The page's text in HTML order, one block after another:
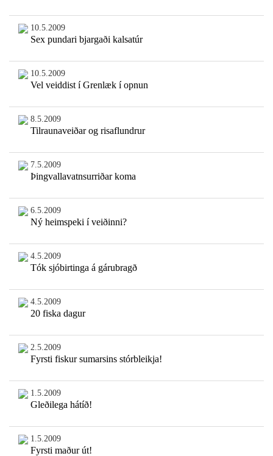
10.5.2009
Sex pundari bjargaði kalsatúr
10.5.2009
Vel veiddist í Grenlæk í opnun
8.5.2009
Tilraunaveiðar og risaflundrur
7.5.2009
Þingvallavatnsurriðar koma
6.5.2009
Ný heimspeki í veiðinni?
4.5.2009
Tók sjóbirtinga á gárubragð
4.5.2009
20 fiska dagur
2.5.2009
Fyrsti fiskur sumarsins stórbleikja!
1.5.2009
Gleðilega hátíð!
1.5.2009
Fyrsti maður út!